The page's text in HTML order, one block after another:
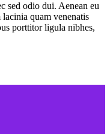
sed odio dui. Aenean eu
lacinia quam venenatis
porttitor ligula nibhes,